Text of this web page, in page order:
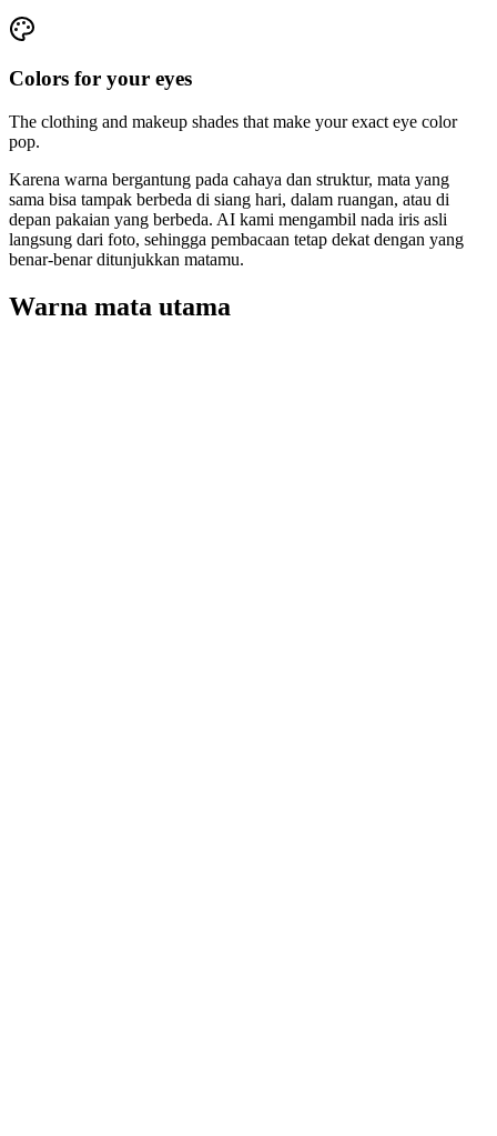
Colors for your eyes
The clothing and makeup shades that make your exact eye color
pop.
Karena warna bergantung pada cahaya dan struktur, mata yang
sama bisa tampak berbeda di siang hari, dalam ruangan, atau di
depan pakaian yang berbeda. AI kami mengambil nada iris asli
langsung dari foto, sehingga pembacaan tetap dekat dengan yang
benar-benar ditunjukkan matamu.
Warna mata utama